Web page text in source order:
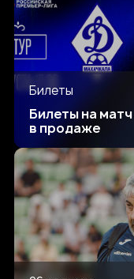
Билеты
Билеты на
в продаже